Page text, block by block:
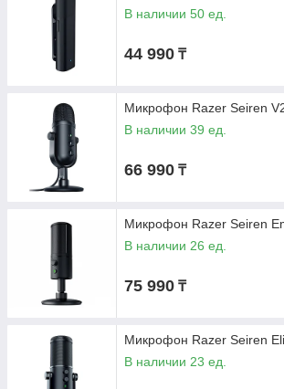
В наличии 50 ед.
44 990 ₸
Микрофон Razer Seiren
В наличии 39 ед.
66 990 ₸
Микрофон Razer Seiren
В наличии 26 ед.
75 990 ₸
Микрофон Razer Seiren
В наличии 23 ед.